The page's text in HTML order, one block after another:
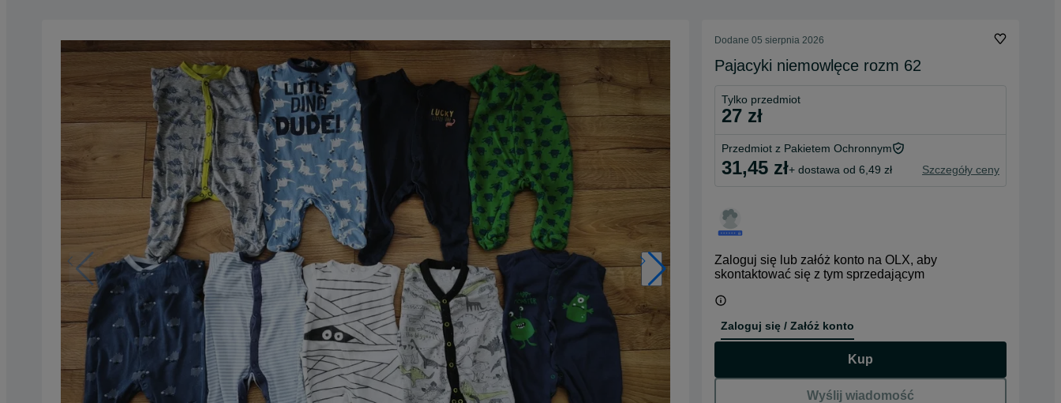
Dodane 05 sierpnia 2026
Pajacyki niemowlęce rozm 62
Tylko przedmiot
27 zł
Przedmiot z Pakietem Ochronnym
31,45 zł+ dostawa od 6,49 zł Szczegóły ceny
Zaloguj się lub załóż konto na OLX, aby
skontaktować się z tym sprzedającym
Zaloguj się / Załóż konto
Kup
Wyślij wiadomość